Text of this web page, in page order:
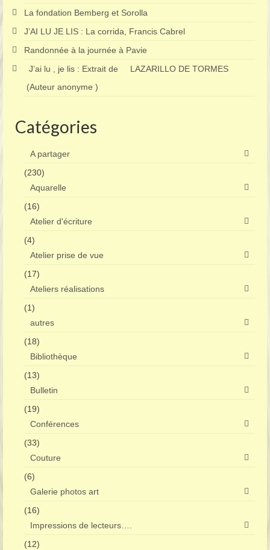
La fondation Bemberg et Sorolla
J’AI LU JE LIS : La corrida, Francis Cabrel
Randonnée à la journée à Pavie
J’ai lu , je lis : Extrait de LAZARILLO DE TORMES
(Auteur anonyme )
Catégories
A partager
(230)
Aquarelle
(16)
Atelier d'écriture
(4)
Atelier prise de vue
(17)
Ateliers réalisations
(1)
autres
(18)
Bibliothèque
(13)
Bulletin
(19)
Conférences
(33)
Couture
(6)
Galerie photos art
(16)
Impressions de lecteurs….
(12)